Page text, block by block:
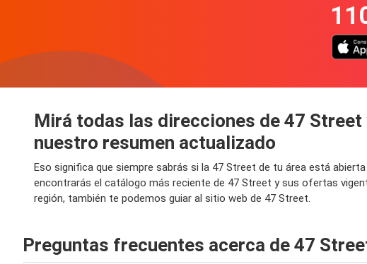
Mirá todas las direcciones de 47
nuestro resumen actualizado
Eso significa que siempre sabrás si la 47 Street de tu área está
encontrarás el catálogo más reciente de 47 Street y sus ofertas
región, también te podemos guiar al sitio web de 47 Street.
Preguntas frecuentes acerca de 47